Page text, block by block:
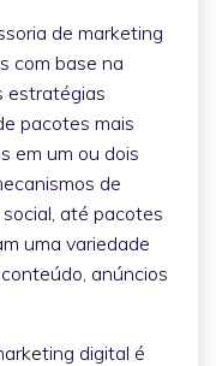
de marketing
com base na
estratégias
pacotes mais
em um ou dois
de
até pacotes
uma variedade
anúncios
digital é